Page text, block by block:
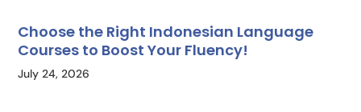
Choose the Right Indonesian Language
Courses to Boost Your Fluency!
July 24, 2026